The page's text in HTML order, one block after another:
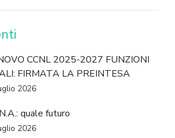
CCNL 2025-2027 FUNZIONI
FIRMATA LA PREINTESA
2026
quale futuro
2026